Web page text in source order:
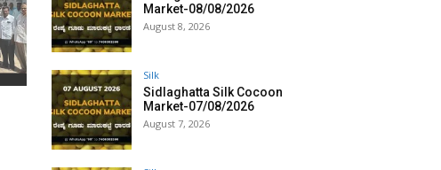
Market-08/08/2026
August 8, 2026
Silk
Sidlaghatta Silk Cocoon
Market-07/08/2026
August 7, 2026